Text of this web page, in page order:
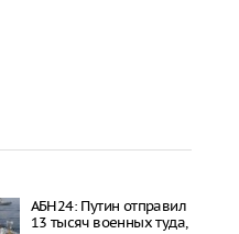
АБН24: Путин отправил
13 тысяч военных туда,